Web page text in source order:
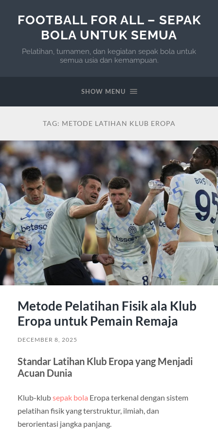
FOOTBALL FOR ALL – SEPAK
BOLA UNTUK SEMUA
Pelatihan, turnamen, dan kegiatan sepak bola untuk
semua usia dan kemampuan.
SHOW MENU
TAG: METODE LATIHAN KLUB EROPA
Metode Pelatihan Fisik ala Klub
Eropa untuk Pemain Remaja
DECEMBER 8, 2025
Standar Latihan Klub Eropa yang Menjadi
Acuan Dunia
Klub-klubsepak bola Eropa terkenal dengan sistem
pelatihan fisik yang terstruktur, ilmiah, dan
berorientasi jangka panjang.